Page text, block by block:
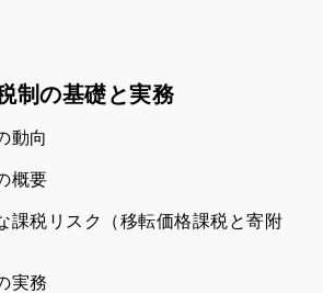
制の基礎と実務
動向
概要
課税リスク（移転価格課税と寄附
実務